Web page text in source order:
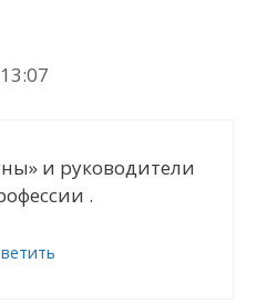
и руководители
.